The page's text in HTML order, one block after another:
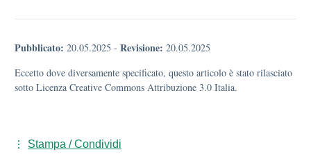
Pubblicato: 20.05.2025 - Revisione: 20.05.2025
Eccetto dove diversamente specificato, questo articolo è stato rilasciato
sotto Licenza Creative Commons Attribuzione 3.0 Italia.
Stampa / Condividi